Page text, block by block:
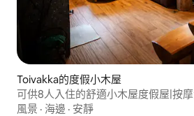
Toivakka的度假小木屋
可供8人入住的舒適小木屋度假屋|按
風景 · 海邊 · 安靜